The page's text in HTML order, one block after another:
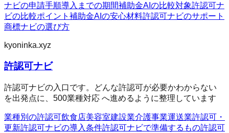
ナビの申請手順導入までの期間補助金AIの比較対象許認可ナ
ビの比較ポイント 補助金AIの安心材料許認可ナビのサポート
商標ナビの選び方
kyoninka.xyz
許認可ナビ
許認可ナビの入口です。どんな許認可が必要かわからない
を出発点に、500業種対応 へ進めるように整理しています
業種別の許認可飲食店美容室建設業介護事業運送業許認可・
更新許認可ナビの導入条件許認可ナビで準備するもの許認可